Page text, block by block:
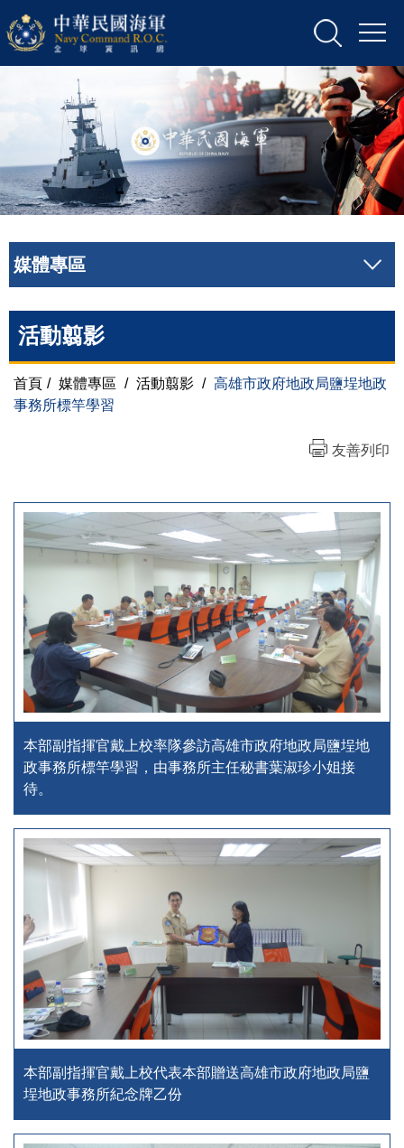
媒體專區
活動翦影
首頁 / 媒體專區 / 活動翦影 / 高雄市政府地政局鹽埕地政
事務所標竿學習
友善列印
本部副指揮官戴上校率隊參訪高雄市政府地政局鹽埕地
政事務所標竿學習，由事務所主任秘書葉淑珍小姐接
待。
本部副指揮官戴上校代表本部贈送高雄市政府地政局鹽
埕地政事務所紀念牌乙份